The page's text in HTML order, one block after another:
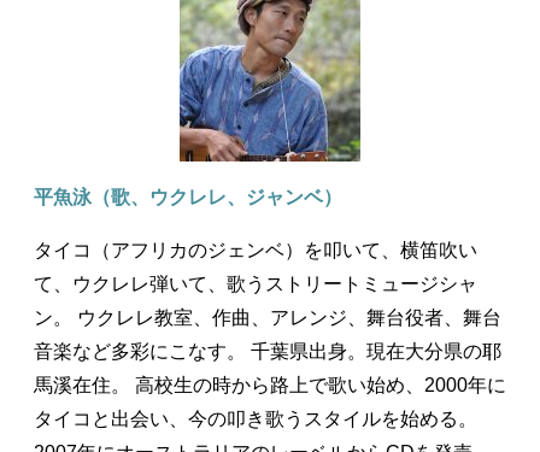
平魚泳（歌、ウクレレ、ジャンベ）
タイコ（アフリカのジェンベ）を叩いて、横笛吹い
て、ウクレレ弾いて、歌うストリートミュージシャ
ン。 ウクレレ教室、作曲、アレンジ、舞台役者、舞台
音楽など多彩にこなす。 千葉県出身。現在大分県の耶
馬溪在住。 高校生の時から路上で歌い始め、2000年に
タイコと出会い、今の叩き歌うスタイルを始める。